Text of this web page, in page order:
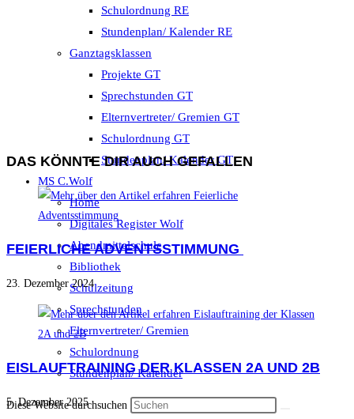
Schulordnung RE
Stundenplan/ Kalender RE
Ganztagsklassen
Projekte GT
Sprechstunden GT
Elternvertreter/ Gremien GT
Schulordnung GT
Stundenplan/ Kalender GT
MS C.Wolf
Home
Digitales Register Wolf
Abendmittelschule
Bibliothek
Schulzeitung
Sprechstunden
Elternvertreter/ Gremien
Schulordnung
Stundenplan/ Kalender
Diese Website durchsuchen
DAS KÖNNTE DIR AUCH GEFALLEN
FEIERLICHE ADVENTSSTIMMUNG
23. Dezember 2024
EISLAUFTRAINING DER KLASSEN 2A UND 2B
5. Dezember 2025